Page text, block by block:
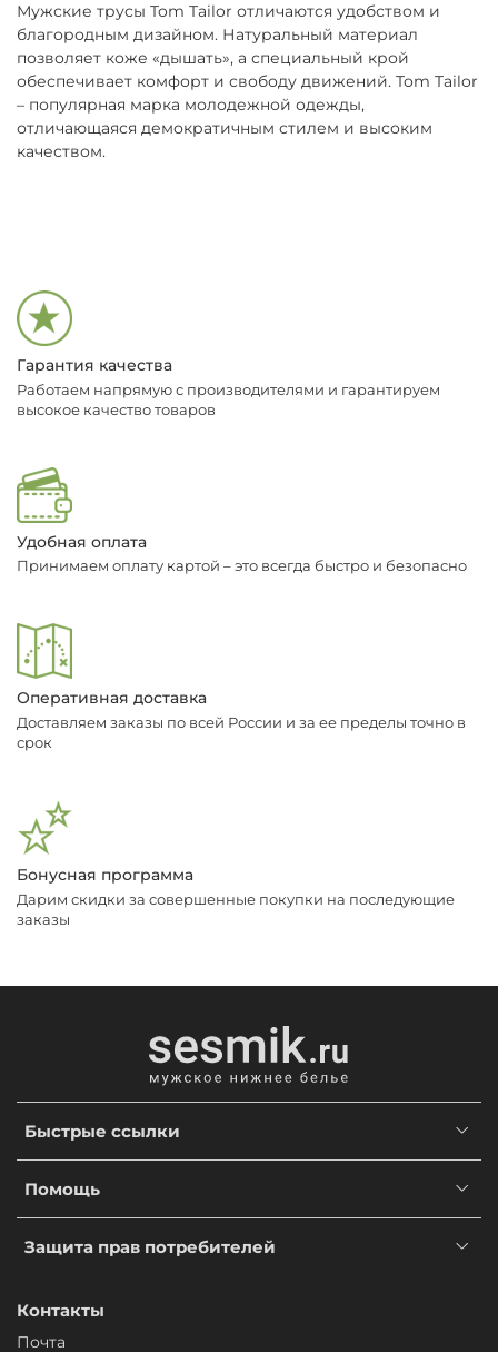
Мужские трусы Tom Tailor отличаются удобством и
благородным дизайном. Натуральный материал
позволяет коже «дышать», а специальный крой
обеспечивает комфорт и свободу движений. Tom Tailor
– популярная марка молодежной одежды,
отличающаяся демократичным стилем и высоким
качеством.
Гарантия качества
Работаем напрямую с производителями и гарантируем
высокое качество товаров
Удобная оплата
Принимаем оплату картой – это всегда быстро и безопасно
Оперативная доставка
Доставляем заказы по всей России и за ее пределы точно в
срок
Бонусная программа
Дарим скидки за совершенные покупки на последующие
заказы
Быстрые ссылки
Помощь
Защита прав потребителей
Контакты
Почта